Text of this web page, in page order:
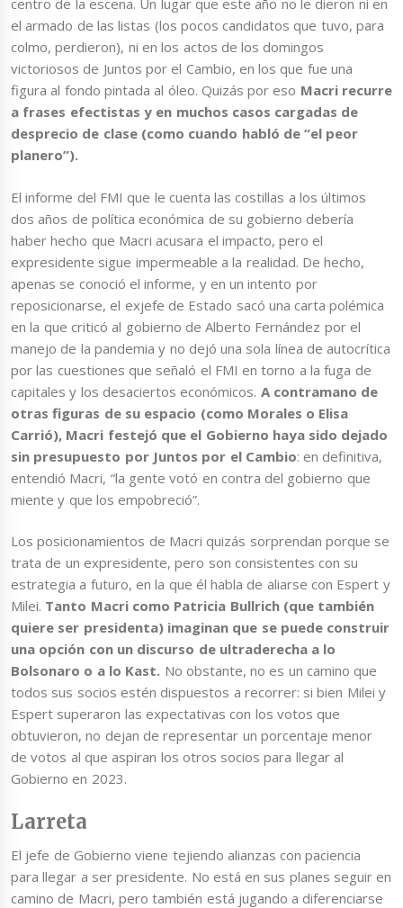
centro de la escena. Un lugar que este año no le dieron ni en
el armado de las listas (los pocos candidatos que tuvo, para
colmo, perdieron), ni en los actos de los domingos
victoriosos de Juntos por el Cambio, en los que fue una
figura al fondo pintada al óleo. Quizás por eso Macri recurre
a frases efectistas y en muchos casos cargadas de
desprecio de clase (como cuando habló de “el peor
planero”).
El informe del FMI que le cuenta las costillas a los últimos
dos años de política económica de su gobierno debería
haber hecho que Macri acusara el impacto, pero el
expresidente sigue impermeable a la realidad. De hecho,
apenas se conoció el informe, y en un intento por
reposicionarse, el exjefe de Estado sacó una carta polémica
en la que criticó al gobierno de Alberto Fernández por el
manejo de la pandemia y no dejó una sola línea de autocrítica
por las cuestiones que señaló el FMI en torno a la fuga de
capitales y los desaciertos económicos. A contramano de
otras figuras de su espacio (como Morales o Elisa
Carrió), Macri festejó que el Gobierno haya sido dejado
sin presupuesto por Juntos por el Cambio: en definitiva,
entendió Macri, “la gente votó en contra del gobierno que
miente y que los empobreció”.
Los posicionamientos de Macri quizás sorprendan porque se
trata de un expresidente, pero son consistentes con su
estrategia a futuro, en la que él habla de aliarse con Espert y
Milei. Tanto Macri como Patricia Bullrich (que también
quiere ser presidenta) imaginan que se puede construir
una opción con un discurso de ultraderecha a lo
Bolsonaro o a lo Kast. No obstante, no es un camino que
todos sus socios estén dispuestos a recorrer: si bien Milei y
Espert superaron las expectativas con los votos que
obtuvieron, no dejan de representar un porcentaje menor
de votos al que aspiran los otros socios para llegar al
Gobierno en 2023.
Larreta
El jefe de Gobierno viene tejiendo alianzas con paciencia
para llegar a ser presidente. No está en sus planes seguir en
camino de Macri, pero también está jugando a diferenciarse